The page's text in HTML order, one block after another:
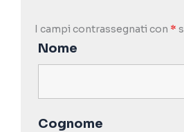
I campi contrassegnati con *
Nome
Cognome